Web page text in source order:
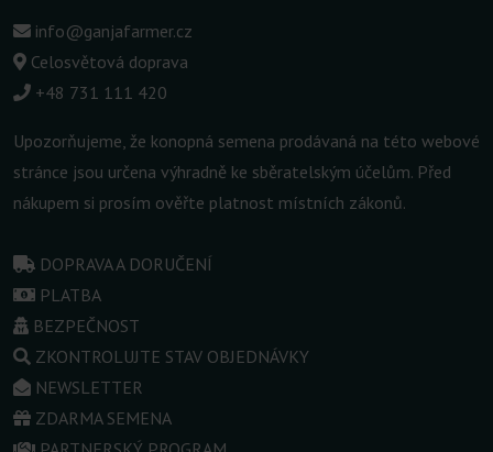
info@ganjafarmer.cz
Celosvětová doprava
+48 731 111 420
Upozorňujeme, že konopná semena prodávaná na této webové
stránce jsou určena výhradně ke sběratelským účelům. Před
nákupem si prosím ověřte platnost místních zákonů.
DOPRAVA A DORUČENÍ
PLATBA
BEZPEČNOST
ZKONTROLUJTE STAV OBJEDNÁVKY
NEWSLETTER
ZDARMA SEMENA